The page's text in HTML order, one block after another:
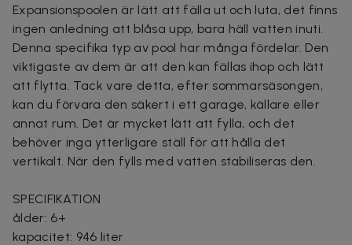
Expansionspoolen är lätt att fälla ut och luta, det finns
ingen anledning att blåsa upp, bara häll vatten inuti.
Denna specifika typ av pool har många fördelar. Den
viktigaste av dem är att den kan fällas ihop och lätt
att flytta. Tack vare detta, efter sommarsäsongen,
kan du förvara den säkert i ett garage, källare eller
annat rum. Det är mycket lätt att fylla, och det
behöver inga ytterligare ställ för att hålla det
vertikalt. När den fylls med vatten stabiliseras den.
SPECIFIKATION
ålder: 6+
kapacitet: 946 liter